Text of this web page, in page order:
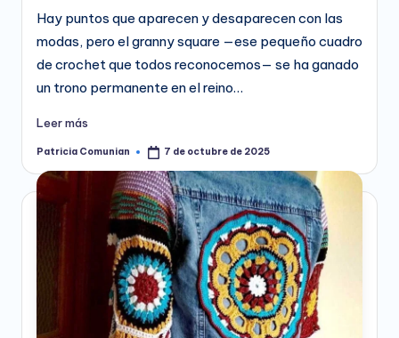
Hay puntos que aparecen y desaparecen con las
modas, pero el granny square —ese pequeño cuadro
de crochet que todos reconocemos— se ha ganado
un trono permanente en el reino…
Leer más
Publicado
Patricia Comunian 7 de octubre de 2025